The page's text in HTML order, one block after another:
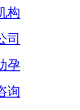
构
司
孕
询